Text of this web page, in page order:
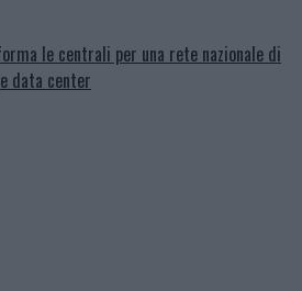
le centrali per una rete nazionale di
data center